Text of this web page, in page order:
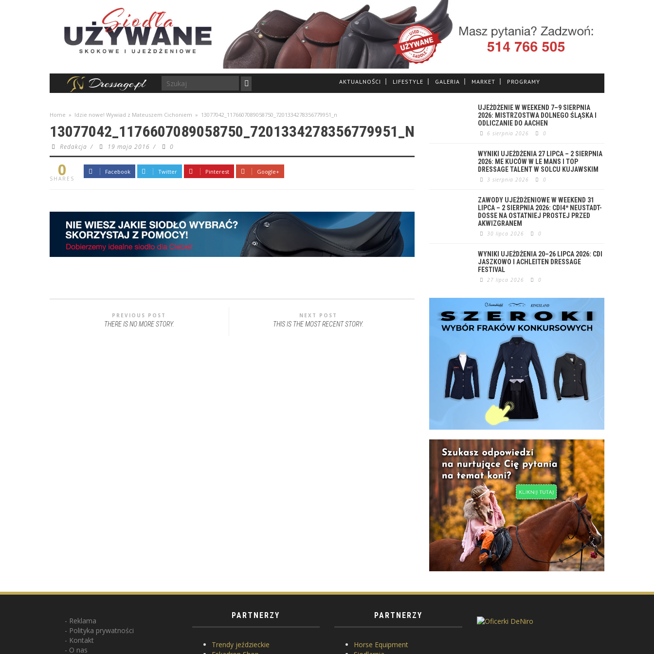
AKTUALNOŚCI LIFESTYLE GALERIA MARKET PROGRAMY
Home » Idzie nowe! Wywiad z Mateuszem Cichoniem » 13077042_1176607089058750_7201334278356779951_n
13077042_1176607089058750_7201334278356779951_N
Redakcja / 19 maja 2016 / 0
0
SHARES
Facebook Twitter Pinterest Google+
PREVIOUS POST
THERE IS NO MORE STORY.
NEXT POST
THIS IS THE MOST RECENT STORY.
UJEŻDŻENIE W WEEKEND 7–9 SIERPNIA
2026: MISTRZOSTWA DOLNEGO ŚLĄSKA I
ODLICZANIE DO AACHEN
6 sierpnia 2026 0
WYNIKI UJEŻDŻENIA 27 LIPCA – 2 SIERPNIA
2026: ME KUCÓW W LE MANS I TOP
DRESSAGE TALENT W SOLCU KUJAWSKIM
3 sierpnia 2026 0
ZAWODY UJEŻDŻENIOWE W WEEKEND 31
LIPCA – 2 SIERPNIA 2026: CDI4* NEUSTADT-
DOSSE NA OSTATNIEJ PROSTEJ PRZED
AKWIZGRANEM
30 lipca 2026 0
WYNIKI UJEŻDŻENIA 20–26 LIPCA 2026: CDI
JASZKOWO I ACHLEITEN DRESSAGE
FESTIVAL
27 lipca 2026 0
Reklama
Polityka prywatności
Kontakt
O nas
PARTNERZY
Trendy jeździeckie
PARTNERZY
Horse Equipment